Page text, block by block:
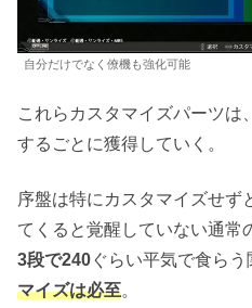
自分だけでなく僚機も強化可能
これらカスタマイズパーツは
するごとに獲得していく。
序盤は特にカスタマイズせず
てくると覚醒していない通常
3段で240ぐらい平気で食らう
マイズは必至。